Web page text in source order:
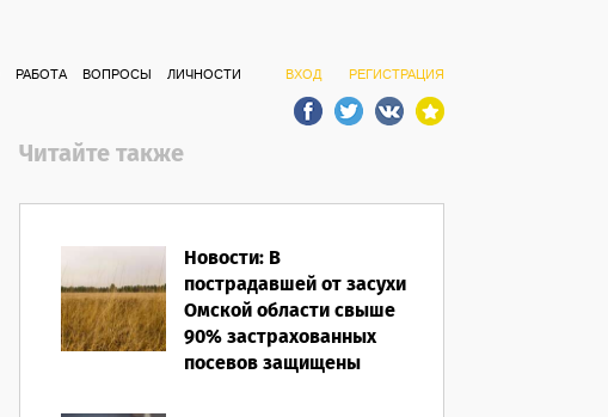
ВХОД РЕГИСТРАЦИЯ
РАБОТА ВОПРОСЫ ЛИЧНОСТИ
Читайте также
Новости: В
пострадавшей от засухи
Омской области свыше
90% застрахованных
посевов защищены